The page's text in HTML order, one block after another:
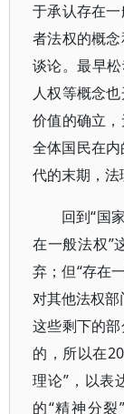
于承认存在
者法权的概
谈论。最早松
人权等概念
价值的确立
全体国民在
代的末期，法
回到“国
在一般法权”
弃；但“存在
对其他法权
这些剩下的
的，所以在
理论”，以表
的“精神分